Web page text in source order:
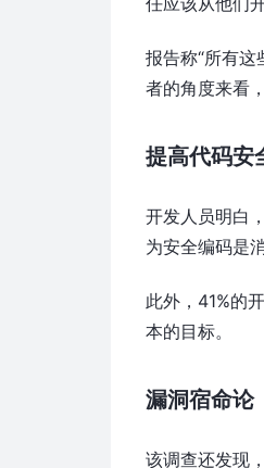
报告称“所有
者的角度来看
提高代码安
开发人员明白
为安全编码是
此外，41%的
本的目标。
漏洞宿命论
该调查还发现